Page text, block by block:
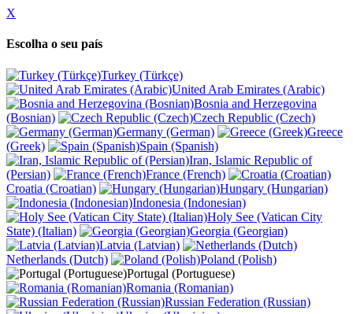
X
Escolha o seu país
Turkey (Türkçe)
United Arab Emirates (Arabic)
Bosnia and Herzegovina
(Bosnian)
Czech Republic (Czech)
Germany (German)
Greece
(Greek)
Spain (Spanish)
Iran, Islamic Republic of
(Persian)
France (French)
Croatia (Croatian)
Hungary (Hungarian)
Indonesia (Indonesian)
Holy See (Vatican City
State) (Italian)
Georgia (Georgian)
Latvia (Latvian)
Netherlands (Dutch)
Poland (Polish)
Portugal (Portuguese)
Romania (Romanian)
Russian Federation (Russian)